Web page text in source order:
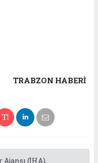
TRABZON HABERİ
(İHA),